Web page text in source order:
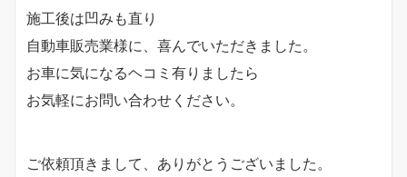
施工後は凹みも直り
自動車販売業様に、喜んでいただきました。
お車に気になるヘコミ有りましたら
お気軽にお問い合わせください。
ご依頼頂きまして、ありがとうございました。